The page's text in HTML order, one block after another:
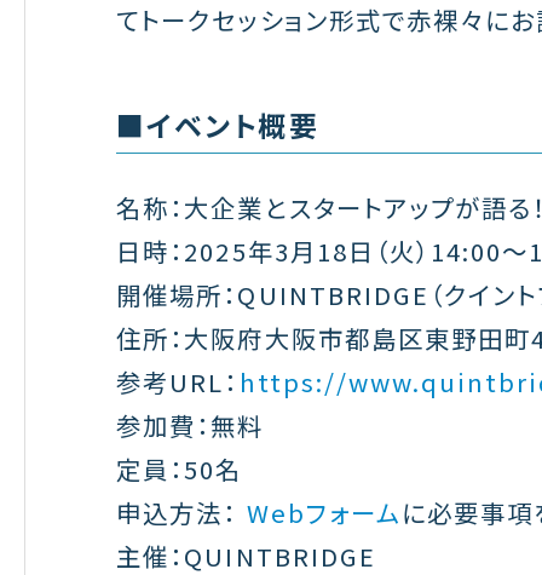
てトークセッション形式で赤裸々に
■イベント概要
名称：大企業とスタートアップが語
日時：2025年3月18日（火）14:00
開催場所：QUINTBRIDGE（クイン
住所：大阪府大阪市都島区東野田
参考URL： https://
参加費：無料
定員：50名
申込方法： Webフォームに必要事項
主催：QUINTBRIDGE